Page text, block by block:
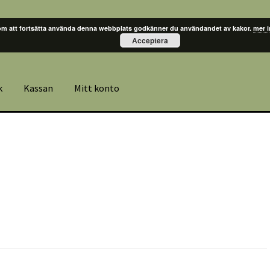
Kassan Mitt konto
att fortsätta använda denna webbplats godkänner du användandet av kakor. mer
Acceptera